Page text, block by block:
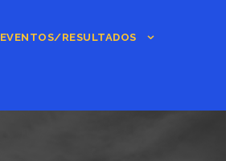
EVENTOS/RESULTADOS